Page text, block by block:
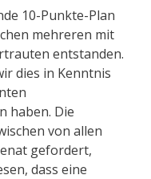
10-Punkte-Plan
mehreren mit
entstanden.
dies in Kenntnis
haben. Die
von allen
gefordert,
dass eine